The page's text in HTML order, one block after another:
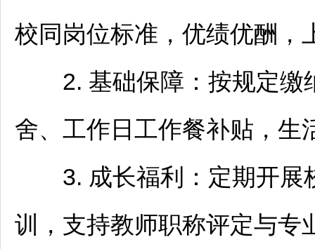
校同岗位标准，优绩优酬，
2. 基础保障：按规定缴
舍、工作日工作餐补贴，生
3. 成长福利：定期开展
训，支持教师职称评定与专